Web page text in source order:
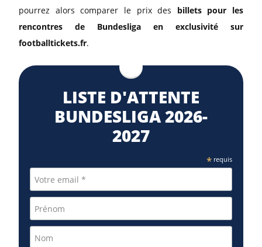
pourrez alors comparer le prix des billets pour les
rencontres de Bundesliga en exclusivité sur
footballtickets.fr.
LISTE D'ATTENTE
BUNDESLIGA 2026-
2027
*requis